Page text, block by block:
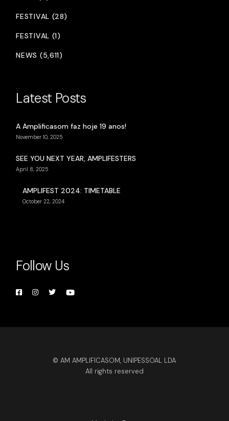
FESTIVAL (28)
FESTIVAL (1)
NEWS (5,611)
Latest Posts
A Amplificasom faz hoje 19 anos!
November 10, 2025
SEE YOU NEXT YEAR, AMPLIFESTERS
April 8, 2025
AMPLIFEST 2024: TIMETABLE
October 22, 2024
Follow Us
© AM AMPLIFICASOM, UNIPESSOAL LDA
All rights reserved